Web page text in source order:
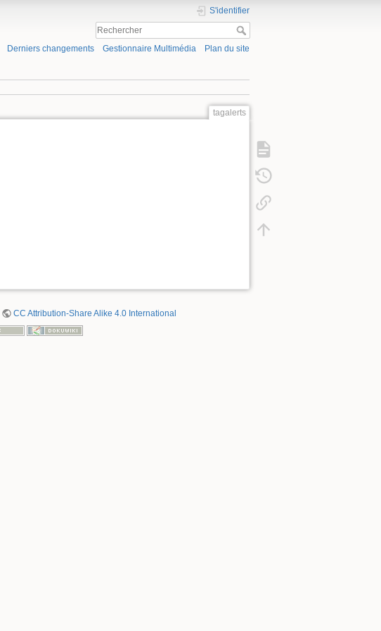
S'identifier
Derniers changements Gestionnaire Multimédia Plan du site
tagalerts
CC Attribution-Share Alike 4.0 International